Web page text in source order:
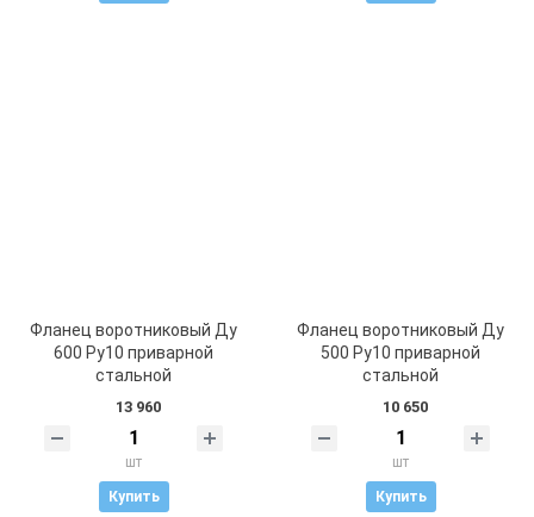
Фланец воротниковый Ду
600 Ру10 приварной
стальной
13 960
шт
Купить
Фланец воротниковый Ду
500 Ру10 приварной
стальной
10 650
шт
Купить